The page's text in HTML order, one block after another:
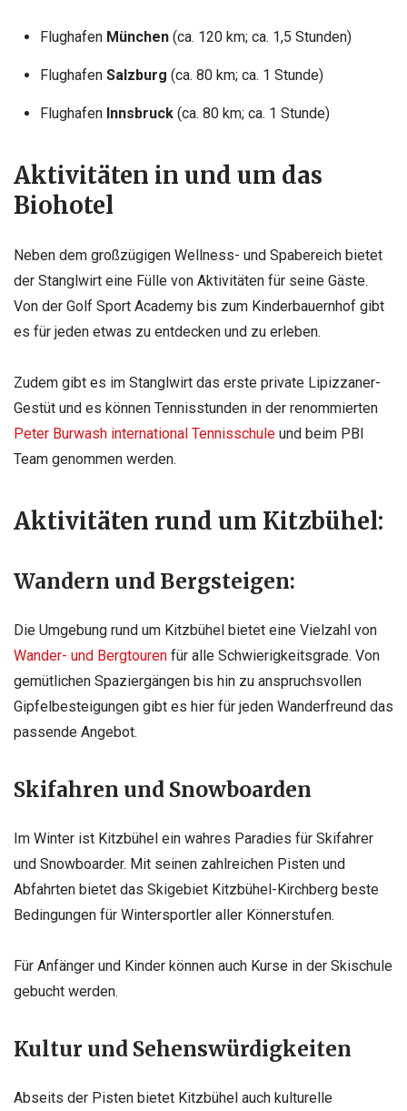
Flughafen München(ca. 120 km; ca. 1,5 Stunden)
Flughafen Salzburg (ca. 80 km; ca. 1 Stunde)
Flughafen Innsbruck(ca. 80 km; ca. 1 Stunde)
Aktivitäten in und um das
Biohotel
Neben dem großzügigen Wellness- und Spabereich bietet
der Stanglwirt eine Fülle von Aktivitäten für seine Gäste.
Von der Golf Sport Academy bis zum Kinderbauernhof gibt
es für jeden etwas zu entdecken und zu erleben.
Zudem gibt es im Stanglwirt das erste private Lipizzaner-
Gestüt und es können Tennisstunden in der renommierten
Peter Burwash international Tennisschule und beim PBI
Team genommen werden.
Aktivitäten rund um Kitzbühel:
Wandern und Bergsteigen:
Die Umgebung rund um Kitzbühel bietet eine Vielzahl von
Wander- und Bergtouren für alle Schwierigkeitsgrade. Von
gemütlichen Spaziergängen bis hin zu anspruchsvollen
Gipfelbesteigungen gibt es hier für jeden Wanderfreund das
passende Angebot.
Skifahren und Snowboarden
Im Winter ist Kitzbühel ein wahres Paradies für Skifahrer
und Snowboarder. Mit seinen zahlreichen Pisten und
Abfahrten bietet das Skigebiet Kitzbühel-Kirchberg beste
Bedingungen für Wintersportler aller Könnerstufen.
Für Anfänger und Kinder können auch Kurse in der Skischule
gebucht werden.
Kultur und Sehenswürdigkeiten
Abseits der Pisten bietet Kitzbühel auch kulturelle